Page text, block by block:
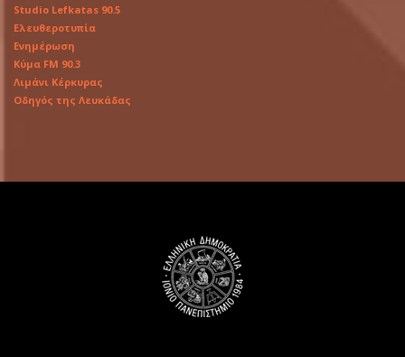
Studio Lefkatas 90.5
Ελευθεροτυπία
Ενημέρωση
Κύμα FM 90.3
Λιμάνι Κέρκυρας
Οδηγός της Λευκάδας